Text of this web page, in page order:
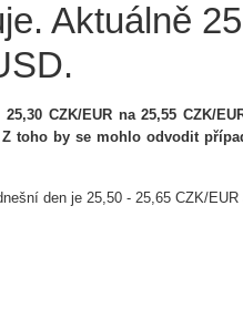
Aktuálně
CZK/EUR na 25,55 CZK/
toho by se mohlo odvodit
den je 25,50 - 25,65 CZK/